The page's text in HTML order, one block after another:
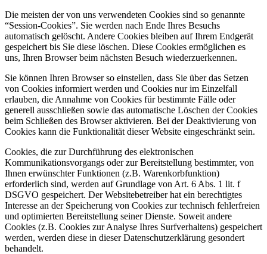
Die meisten der von uns verwendeten Cookies sind so genannte
“Session-Cookies”. Sie werden nach Ende Ihres Besuchs
automatisch gelöscht. Andere Cookies bleiben auf Ihrem Endgerät
gespeichert bis Sie diese löschen. Diese Cookies ermöglichen es
uns, Ihren Browser beim nächsten Besuch wiederzuerkennen.
Sie können Ihren Browser so einstellen, dass Sie über das Setzen
von Cookies informiert werden und Cookies nur im Einzelfall
erlauben, die Annahme von Cookies für bestimmte Fälle oder
generell ausschließen sowie das automatische Löschen der Cookies
beim Schließen des Browser aktivieren. Bei der Deaktivierung von
Cookies kann die Funktionalität dieser Website eingeschränkt sein.
Cookies, die zur Durchführung des elektronischen
Kommunikationsvorgangs oder zur Bereitstellung bestimmter, von
Ihnen erwünschter Funktionen (z.B. Warenkorbfunktion)
erforderlich sind, werden auf Grundlage von Art. 6 Abs. 1 lit. f
DSGVO gespeichert. Der Websitebetreiber hat ein berechtigtes
Interesse an der Speicherung von Cookies zur technisch fehlerfreien
und optimierten Bereitstellung seiner Dienste. Soweit andere
Cookies (z.B. Cookies zur Analyse Ihres Surfverhaltens) gespeichert
werden, werden diese in dieser Datenschutzerklärung gesondert
behandelt.